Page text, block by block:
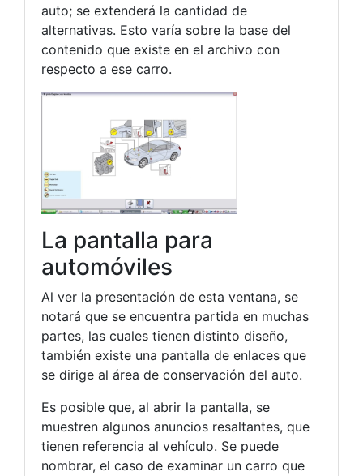
auto; se extenderá la cantidad de
alternativas. Esto varía sobre la base del
contenido que existe en el archivo con
respecto a ese carro.
La pantalla para
automóviles
Al ver la presentación de esta ventana, se
notará que se encuentra partida en muchas
partes, las cuales tienen distinto diseño,
también existe una pantalla de enlaces que
se dirige al área de conservación del auto.
Es posible que, al abrir la pantalla, se
muestren algunos anuncios resaltantes, que
tienen referencia al vehículo. Se puede
nombrar, el caso de examinar un carro que